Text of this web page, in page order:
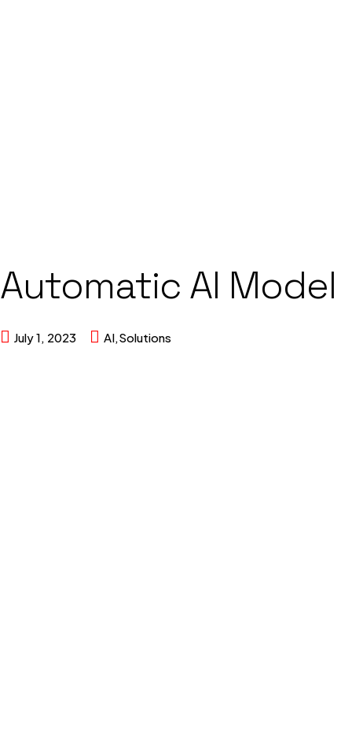
Automatic AI Model
July 1, 2023 AI,Solutions